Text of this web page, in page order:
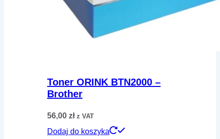
Toner ORINK BTN2000 –
Brother
56,00 zł z VAT
Dodaj do koszyka